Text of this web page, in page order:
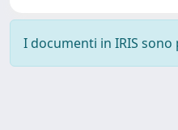
I documenti in IRIS